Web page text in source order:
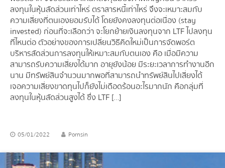
ลงทุนในหุ้นสัดส่วนเท่าไหร่ ตราสารหนี้เท่าไหร่ จึงจะเหมาะสมกับ
ความเสี่ยงที่ตนเองยอมรับได้ โดยยังคงลงทุนต่อเนื่อง (stay
invested) ก่อนที่จะเลือกว่า จะโยกย้ายเงินลงทุนจาก LTF ไปลงทุน
ที่ไหนต่อ ตัวอย่างของการเปลี่ยนวิธีคิดใหม่เป็นการจัดพอร์ต
บริหารสัดส่วนการลงทุนให้เหมาะสมกับตนเอง คือ เมื่อมีความ
สามารถรับความเสี่ยงได้มาก อายุยังน้อย มีระยะเวลาการทำงานอีก
นาน มีทรัพย์สินจำนวนมากพอที่สามารถนำทรัพย์สินไปเสี่ยงได้
เจอความเสี่ยงขาดทุนไปก็ยังไม่เดือดร้อนอะไรมากนัก คือกลุ่มที่
ลงทุนในหุ้นสัดส่วนสูงได้ ซึ่ง LTF […]
05/01/2022 Pornsin